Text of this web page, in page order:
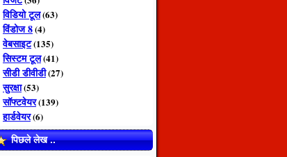
विडियो टूल(63)
विंडोज 8(4)
वेबसाइट(135)
सिस्टम टूल(41)
सीडी डीवीडी(27)
सुरक्षा(53)
सॉफ्टवेयर(139)
हार्डवेयर(6)
पिछले लेख ..